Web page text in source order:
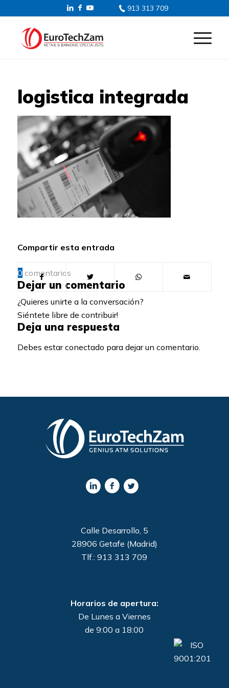
913 313 709
logistica integrada
Compartir esta entrada
0 comentarios
Dejar un comentario
¿Quieres unirte a la conversación?
Siéntete libre de contribuir!
Deja una respuesta
Debes estar conectado para dejar un comentario.
Calle Desarrollo, 5
28906 Getafe (Madrid)
Tlf.: 913 313 709
Horarios de apertura:
De Lunes a Viernes
de 9:00 a 18:00